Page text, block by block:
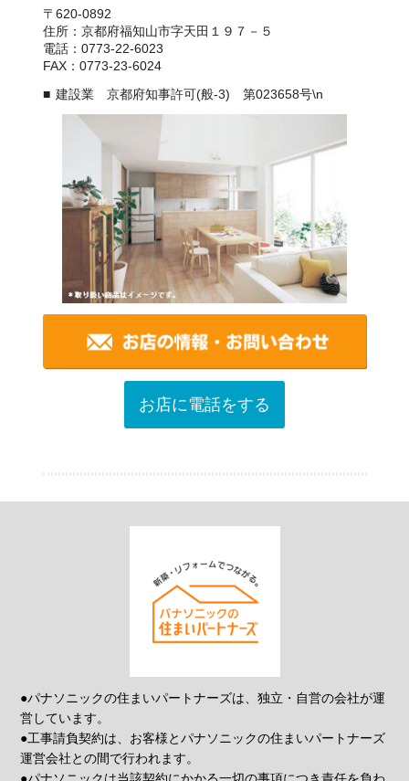
〒620-0892
住所：京都府福知山市字天田１９７－５
電話：0773-22-6023
FAX：0773-23-6024
建設業 京都府知事許可(般-3) 第023658号\n
お店に電話をする
●パナソニックの住まいパートナーズは、独立・自営の会社が運
営しています。
●工事請負契約は、お客様とパナソニックの住まいパートナーズ
運営会社との間で行われます。
●パナソニックは当該契約にかかる一切の事項につき責任を負わ